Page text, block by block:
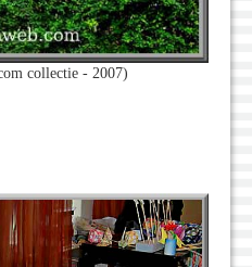
collectie - 2007)